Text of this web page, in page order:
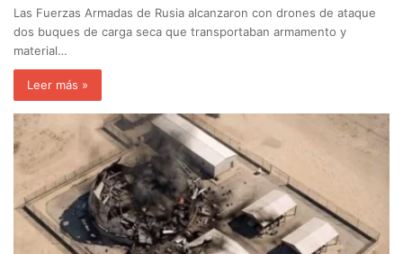
‎Las Fuerzas Armadas de Rusia alcanzaron con drones de ataque
dos buques de carga seca que transportaban armamento y
material…
Leer más »